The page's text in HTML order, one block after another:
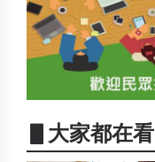
▋大家都在看